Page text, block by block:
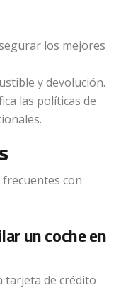
los mejores
y devolución.
las políticas de
frecuentes con
un coche en
tarjeta de crédito